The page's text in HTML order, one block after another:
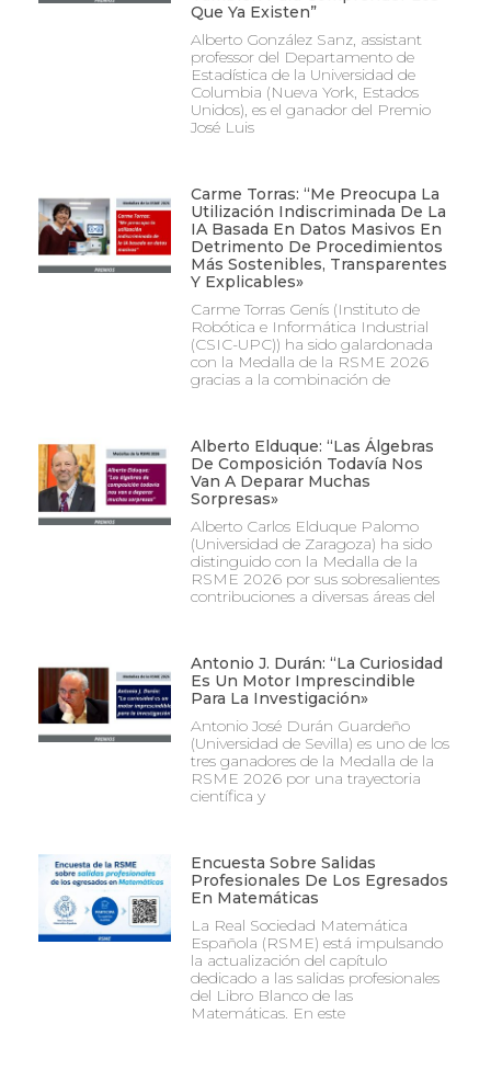
Que Ya Existen”
Alberto González Sanz, assistant
professor del Departamento de
Estadística de la Universidad de
Columbia (Nueva York, Estados
Unidos), es el ganador del Premio
José Luis
Carme Torras: “Me Preocupa La
Utilización Indiscriminada De La
IA Basada En Datos Masivos En
Detrimento De Procedimientos
Más Sostenibles, Transparentes
Y Explicables»
Carme Torras Genís (Instituto de
Robótica e Informática Industrial
(CSIC-UPC)) ha sido galardonada
con la Medalla de la RSME 2026
gracias a la combinación de
Alberto Elduque: “Las Álgebras
De Composición Todavía Nos
Van A Deparar Muchas
Sorpresas»
Alberto Carlos Elduque Palomo
(Universidad de Zaragoza) ha sido
distinguido con la Medalla de la
RSME 2026 por sus sobresalientes
contribuciones a diversas áreas del
Antonio J. Durán: “La Curiosidad
Es Un Motor Imprescindible
Para La Investigación»
Antonio José Durán Guardeño
(Universidad de Sevilla) es uno de los
tres ganadores de la Medalla de la
RSME 2026 por una trayectoria
científica y
Encuesta Sobre Salidas
Profesionales De Los Egresados
En Matemáticas
La Real Sociedad Matemática
Española (RSME) está impulsando
la actualización del capítulo
dedicado a las salidas profesionales
del Libro Blanco de las
Matemáticas. En este